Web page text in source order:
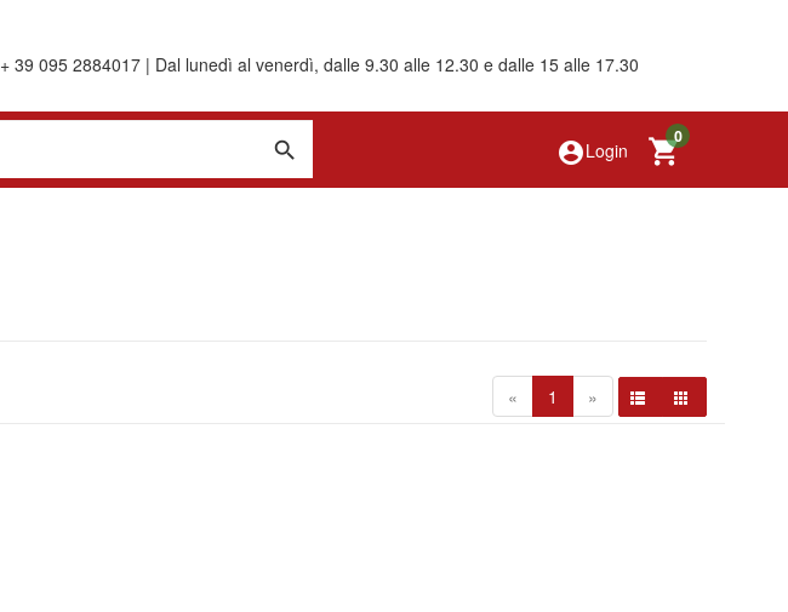
+ 39 095 2884017 | Dal lunedì al venerdì, dalle 9.30 alle 12.30 e dalle 15 alle 17.30
0
account_circleLogin
« 1 »